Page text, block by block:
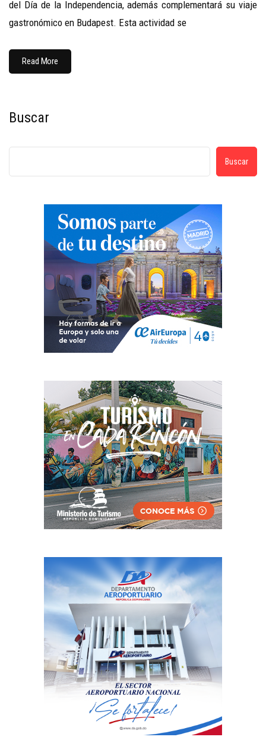
del Día de la Independencia, además complementará su viaje
gastronómico en Budapest. Esta actividad se
Read More
Buscar
Buscar